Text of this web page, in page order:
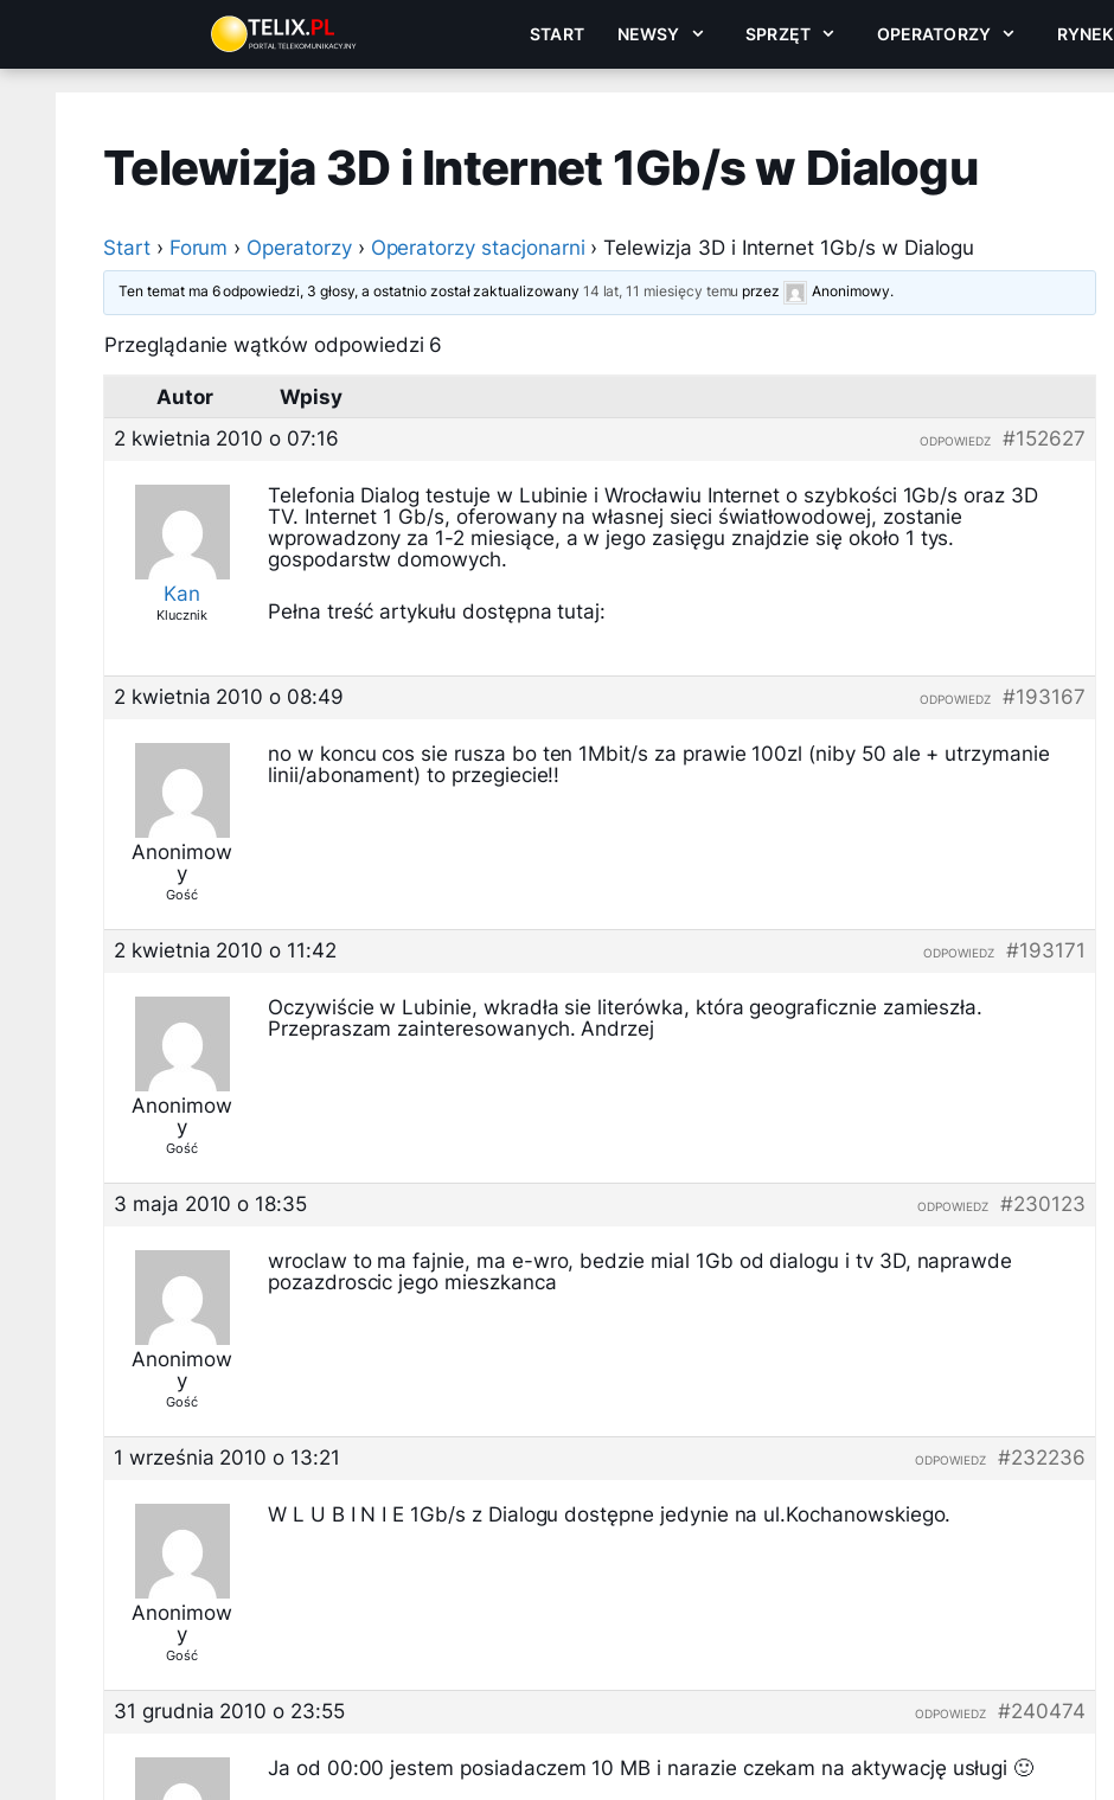
treści
START NEWSY SPRZĘT OPERATORZY RYNEK
Telewizja 3D i Internet 1Gb/s w Dialogu
Start › Forum › Operatorzy › Operatorzy stacjonarni › Telewizja 3D i Internet 1Gb/s w Dialogu
Ten temat ma 6 odpowiedzi, 3 głosy, a ostatnio został zaktualizowany 14 lat, 11 miesięcy temu przez Anonimowy.
Przeglądanie wątków odpowiedzi 6
Autor
Wpisy
2 kwietnia 2010 o 07:16
#152627
ODPOWIEDZ
Kan
Klucznik
Telefonia Dialog testuje w Lubinie i Wrocławiu Internet o szybkości 1Gb/s oraz 3D
TV. Internet 1 Gb/s, oferowany na własnej sieci światłowodowej, zostanie
wprowadzony za 1-2 miesiące, a w jego zasięgu znajdzie się około 1 tys.
gospodarstw domowych.
Pełna treść artykułu dostępna tutaj:
2 kwietnia 2010 o 08:49 #193167
ODPOWIEDZ
Anonimow
y
Gość
no w koncu cos sie rusza bo ten 1Mbit/s za prawie 100zl (niby 50 ale + utrzymanie
linii/abonament) to przegiecie!!
2 kwietnia 2010 o 11:42 #193171
ODPOWIEDZ
Anonimow
y
Gość
Oczywiście w Lubinie, wkradła sie literówka, która geograficznie zamieszła.
Przepraszam zainteresowanych. Andrzej
3 maja 2010 o 18:35 #230123
ODPOWIEDZ
Anonimow
y
Gość
wroclaw to ma fajnie, ma e-wro, bedzie mial 1Gb od dialogu i tv 3D, naprawde
pozazdroscic jego mieszkanca
1 września 2010 o 13:21 #232236
ODPOWIEDZ
Anonimow
y
Gość
W L U B I N I E 1Gb/s z Dialogu dostępne jedynie na ul.Kochanowskiego.
31 grudnia 2010 o 23:55 #240474
ODPOWIEDZ
Ja od 00:00 jestem posiadaczem 10 MB i narazie czekam na aktywację usługi 🙂